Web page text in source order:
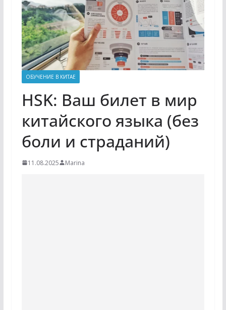
ОБУЧЕНИЕ В КИТАЕ
HSK: Ваш билет в мир
китайского языка (без
боли и страданий)
11.08.2025 Marina